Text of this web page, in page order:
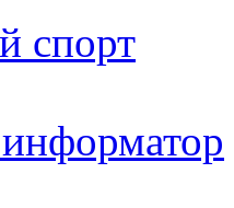
спорт